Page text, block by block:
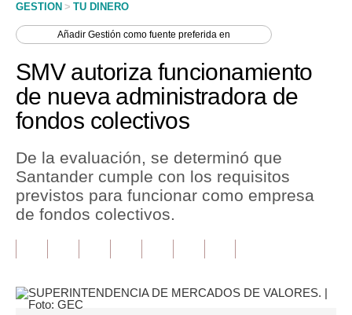
Economía
Mercados
Política
Tu Dinero
Finanzas Personales
Plus G
GESTION > TU DINERO
AñadirGestión como fuente preferida en
SMV autoriza funcionamiento
de nueva administradora de
fondos colectivos
De la evaluación, se determinó que
Santander cumple con los requisitos
previstos para funcionar como empresa
de fondos colectivos.